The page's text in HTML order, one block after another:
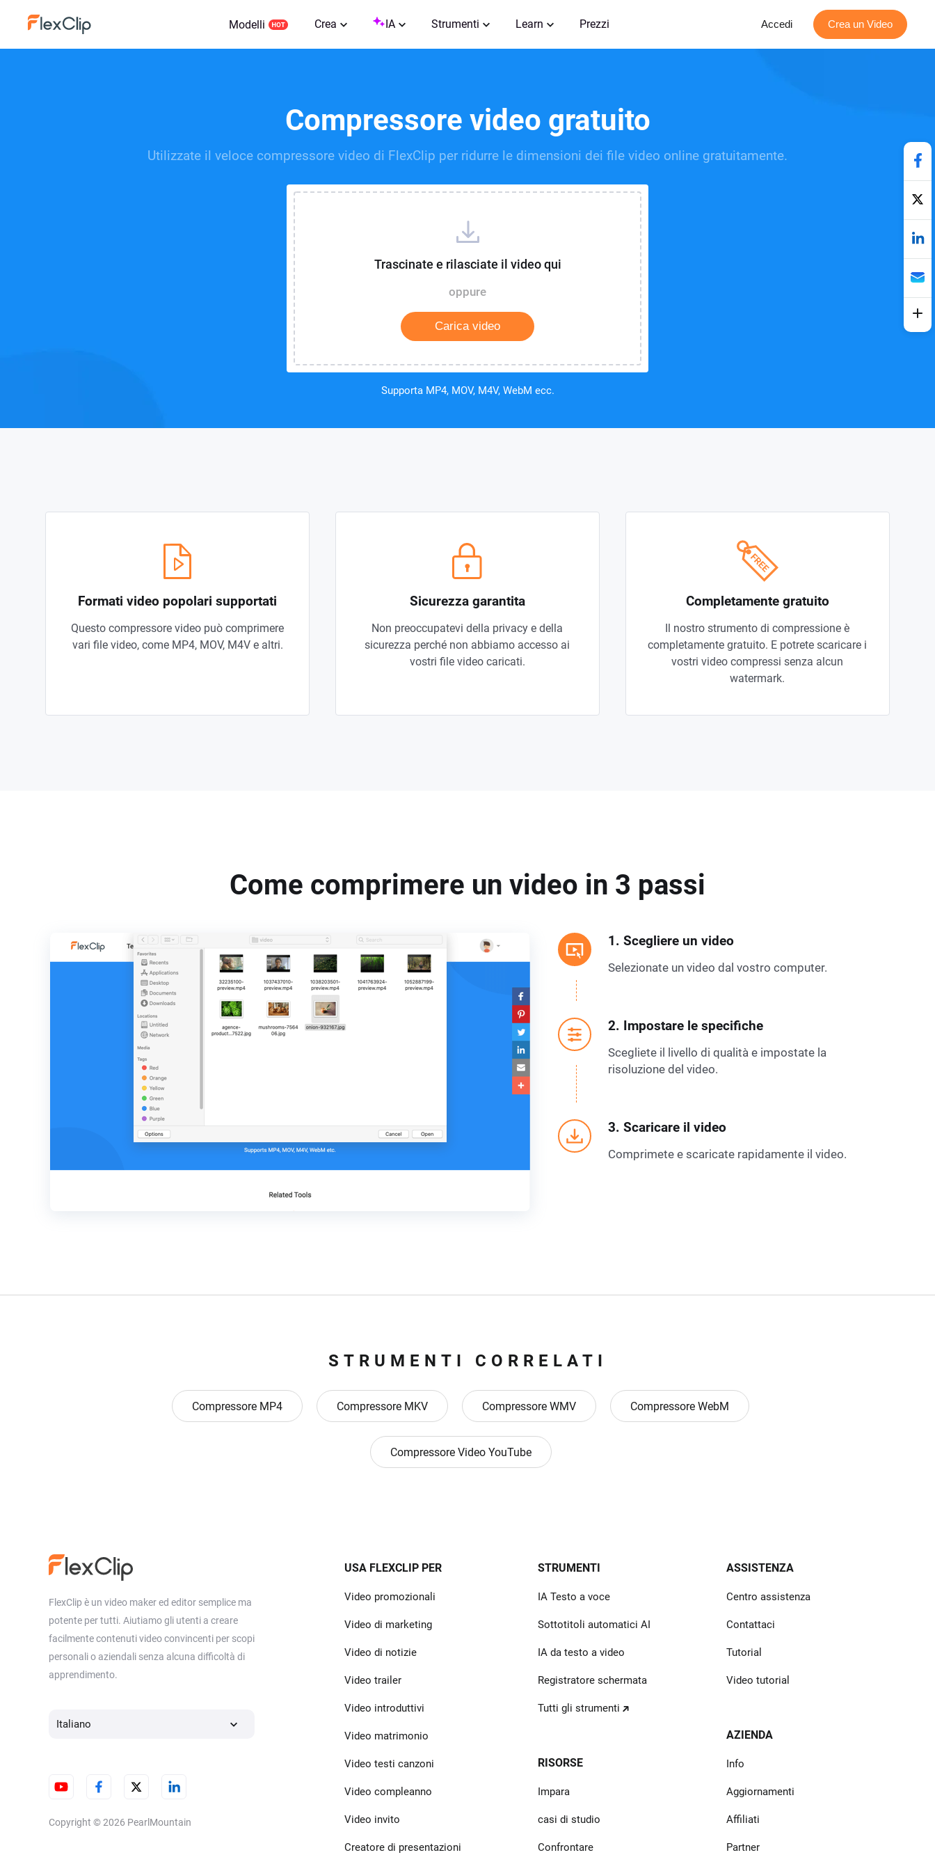
Modelli Crea IA Strumenti Learn Prezzi Accedi Crea un Video
Compressore video gratuito
Utilizzate il veloce compressore video di FlexClip per ridurre le dimensioni dei file video online gratuitamente.
Trascinate e rilasciate il video qui
oppure
Carica video
Supporta MP4, MOV, M4V, WebM ecc.
Formati video popolari supportati
Questo compressore video può comprimere
vari file video, come MP4, MOV, M4V e altri.
Sicurezza garantita
Non preoccupatevi della privacy e della
sicurezza perché non abbiamo accesso ai
vostri file video caricati.
Completamente gratuito
Il nostro strumento di compressione è
completamente gratuito. E potrete scaricare i
vostri video compressi senza alcun
watermark.
Come comprimere un video in 3 passi
1. Scegliere un video
Selezionate un video dal vostro computer.
2. Impostare le specifiche
Scegliete il livello di qualità e impostate la
risoluzione del video.
3. Scaricare il video
Comprimete e scaricate rapidamente il video.
STRUMENTI CORRELATI
Compressore MP4 Compressore MKV Compressore WMV Compressore WebM
Compressore Video YouTube
FlexClip è un video maker ed editor semplice ma
potente per tutti. Aiutiamo gli utenti a creare
facilmente contenuti video convincenti per scopi
personali o aziendali senza alcuna difficoltà di
apprendimento.
Italiano
Copyright © 2026 PearlMountain
USA FLEXCLIP PER
Video promozionali
Video di marketing
Video di notizie
Video trailer
Video introduttivi
Video matrimonio
Video testi canzoni
Video compleanno
Video invito
Creatore di presentazioni
STRUMENTI
IA Testo a voce
Sottotitoli automatici AI
IA da testo a video
Registratore schermata
Tutti gli strumenti
RISORSE
Impara
casi di studio
Confrontare
ASSISTENZA
Centro assistenza
Contattaci
Tutorial
Video tutorial
AZIENDA
Info
Aggiornamenti
Affiliati
Partner